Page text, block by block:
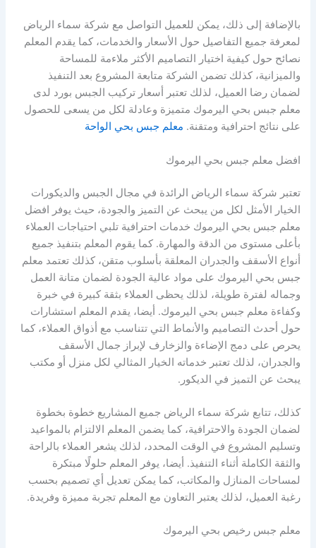
بالإضافة إلى ذلك، يمكن للعميل التواصل مع شركة سماء الرياض
لمعرفة جميع التفاصيل حول الأسعار والخدمات، كما يقدم المعلم
نصائح حول كيفية اختيار التصاميم الأكثر ملاءمة للمساحة
والميزانية، كذلك تضمن الشركة متابعة المشروع بعد التنفيذ
لضمان رضا العميل، لذلك تعتبر أسعار تركيب الجبس بورد لدى
معلم جبس بحي اليرموك متميزة وعادلة لكل من يسعى للحصول
على نتائج احترافية ومتقنة. معلم جبس بحي الواحة
افضل معلم جبس بحي اليرموك
تعتبر شركة سماء الرياض الرائدة في مجال الجبس والديكورات
الخيار الأمثل لكل من يبحث عن التميز والجودة، حيث يوفر افضل
معلم جبس بحي اليرموك خدمات احترافية تلبي احتياجات العملاء
بأعلى مستوى من الدقة والمهارة. كما يقوم المعلم بتنفيذ جميع
أنواع الأسقف والجدران المعلقة بأسلوب متقن، كذلك تعتمد معلم
جبس بحي اليرموك على مواد عالية الجودة لضمان متانة العمل
وجماله لفترة طويلة، لذلك يحظى العملاء بثقة كبيرة في خبرة
وكفاءة معلم جبس بحي اليرموك. أيضا، يقدم المعلم استشارات
حول أحدث التصاميم والأنماط التي تتناسب مع أذواق العملاء، كما
يحرص على دمج الإضاءة والزخارف لإبراز جمال الأسقف
والجدران، لذلك تعتبر خدماته الخيار المثالي لكل منزل أو مكتب
يبحث عن التميز في الديكور.
كذلك، تتابع شركة سماء الرياض جميع المشاريع خطوة بخطوة
لضمان الجودة والاحترافية، كما يضمن المعلم الالتزام بالمواعيد
وتسليم المشروع في الوقت المحدد، لذلك يشعر العملاء بالراحة
والثقة الكاملة أثناء التنفيذ. أيضا، يوفر المعلم حلولًا مبتكرة
لمساحات المنازل والمكاتب، كما يمكن تعديل أي تصميم بحسب
رغبة العميل، لذلك يعتبر التعاون مع المعلم تجربة مميزة وفريدة.
معلم جبس رخيص بحي اليرموك